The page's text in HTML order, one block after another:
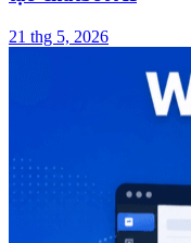
21 thg 5, 2026